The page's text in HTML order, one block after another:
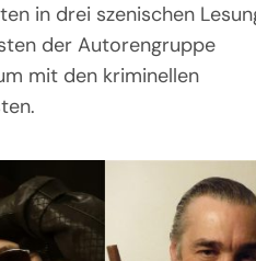
in drei szenischen
der Autorengruppe
mit den kriminellen